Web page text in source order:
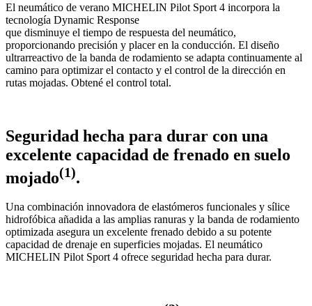
El neumático de verano MICHELIN Pilot Sport 4 incorpora la
tecnología Dynamic Response
que disminuye el tiempo de respuesta del neumático,
proporcionando precisión y placer en la conducción. El diseño
ultrarreactivo de la banda de rodamiento se adapta continuamente al
camino para optimizar el contacto y el control de la dirección en
rutas mojadas. Obtené el control total.
Seguridad hecha para durar con una
excelente capacidad de frenado en suelo
mojado(1).
Una combinación innovadora de elastómeros funcionales y sílice
hidrofóbica añadida a las amplias ranuras y la banda de rodamiento
optimizada asegura un excelente frenado debido a su potente
capacidad de drenaje en superficies mojadas. El neumático
MICHELIN Pilot Sport 4 ofrece seguridad hecha para durar.